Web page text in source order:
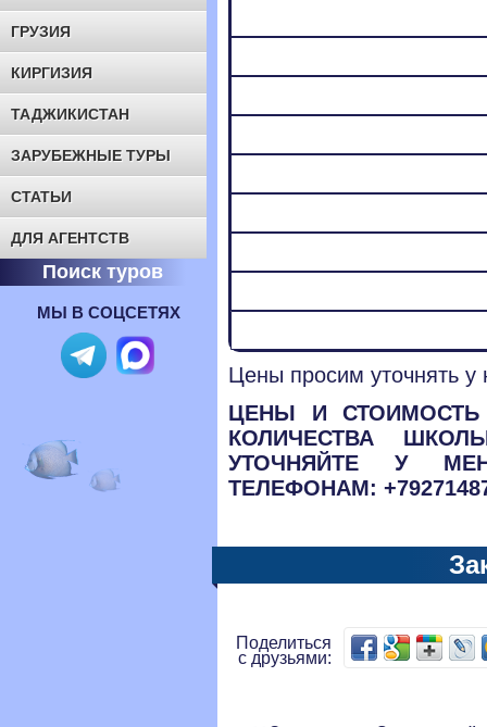
ГРУЗИЯ
КИРГИЗИЯ
ТАДЖИКИСТАН
ЗАРУБЕЖНЫЕ ТУРЫ
СТАТЬИ
ДЛЯ АГЕНТСТВ
Поиск туров
МЫ В СОЦСЕТЯХ
Цены просим уточнять
ЦЕНЫ И
КОЛИЧЕСТВА
УТОЧНЯЙТЕ У
ТЕЛЕФОНАМ:
Поделиться
с друзьями: